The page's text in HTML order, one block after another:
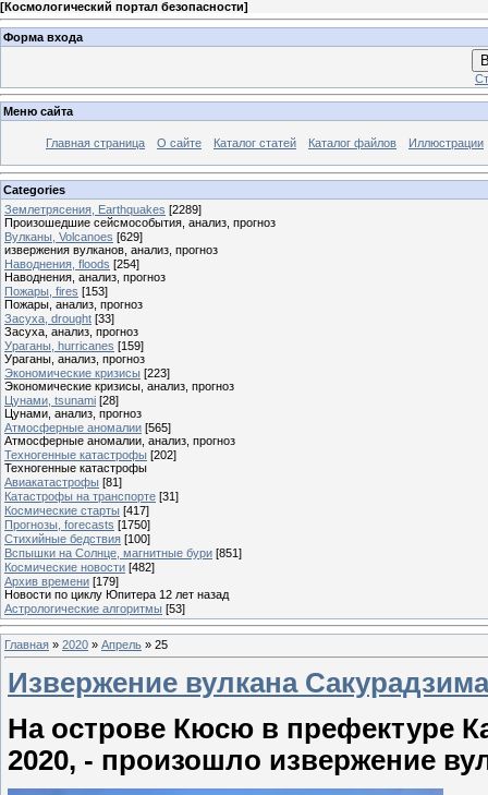
[Космологический портал безопасности]
Форма входа
Меню сайта
Главная страница О сайте Каталог статей Каталог файлов Иллюстрации
Categories
Землетрясения, Earthquakes [2289]
Произошедшие сейсмособытия, анализ, прогноз
Вулканы, Volcanoes [629]
извержения вулканов, анализ, прогноз
Наводнения, floods [254]
Наводнения, анализ, прогноз
Пожары, fires [153]
Пожары, анализ, прогноз
Засуха, drought [33]
Засуха, анализ, прогноз
Ураганы, hurricanes [159]
Ураганы, анализ, прогноз
Экономические кризисы [223]
Экономические кризисы, анализ, прогноз
Цунами, tsunami [28]
Цунами, анализ, прогноз
Атмосферные аномалии [565]
Атмосферные аномалии, анализ, прогноз
Техногенные катастрофы [202]
Техногенные катастрофы
Авиакатастрофы [81]
Катастрофы на транспорте [31]
Космические старты [417]
Прогнозы, forecasts [1750]
Стихийные бедствия [100]
Вспышки на Солнце, магнитные бури [851]
Космические новости [482]
Архив времени [179]
Новости по циклу Юпитера 12 лет назад
Астрологические алгоритмы [53]
Главная » 2020 » Апрель » 25
Извержение вулкана
На острове Кюсю в префектуре
2020, - произошло извержение